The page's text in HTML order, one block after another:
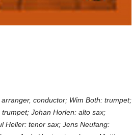
conductor; Wim Both: trumpet;
Johan Horlen: alto sax;
Heller: tenor sax; Jens Neufang: